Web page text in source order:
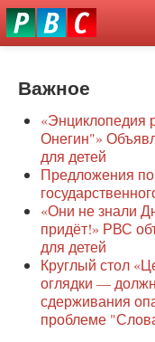
Перейти
к
О нас
Защита семей
Образование
Наше
Регионы
Видео
Важное
«Энциклопедия
Онегин"»
для детей
Предложения
«Они не знали
придёт!» РВС
для детей
Круглый стол
оглядки —
сдерживания
проблеме